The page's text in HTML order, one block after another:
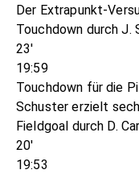
Der Extrapunkt-
Touchdown durch J.
23'
19:59
Touchdown für die
Schuster erzielt
Fieldgoal durch D.
20'
19:53